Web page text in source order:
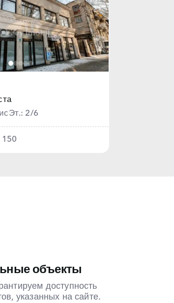
Эт.: 2/6
150
объекты
доступность
указанных на сайте.